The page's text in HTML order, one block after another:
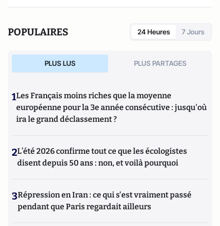
POPULAIRES 24 Heures 7 Jours
PLUS LUS PLUS PARTAGES
1Les Français moins riches que la moyenne
européenne pour la 3e année consécutive : jusqu'où
ira le grand déclassement ?
2L’été 2026 confirme tout ce que les écologistes
disent depuis 50 ans : non, et voilà pourquoi
3Répression en Iran : ce qui s'est vraiment passé
pendant que Paris regardait ailleurs